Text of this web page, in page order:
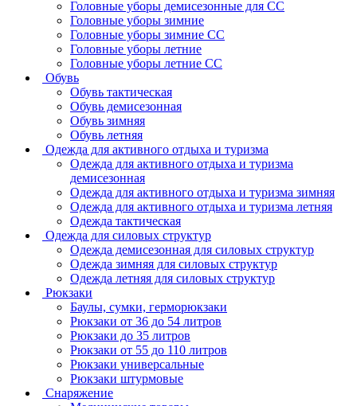
Головные уборы демисезонные для СС
Головные уборы зимние
Головные уборы зимние СС
Головные уборы летние
Головные уборы летние СС
Обувь
Обувь тактическая
Обувь демисезонная
Обувь зимняя
Обувь летняя
Одежда для активного отдыха и туризма
Одежда для активного отдыха и туризма
демисезонная
Одежда для активного отдыха и туризма зимняя
Одежда для активного отдыха и туризма летняя
Одежда тактическая
Одежда для силовых структур
Одежда демисезонная для силовых структур
Одежда зимняя для силовых структур
Одежда летняя для силовых структур
Рюкзаки
Баулы, сумки, герморюкзаки
Рюкзаки от 36 до 54 литров
Рюкзаки до 35 литров
Рюкзаки от 55 до 110 литров
Рюкзаки универсальные
Рюкзаки штурмовые
Снаряжение